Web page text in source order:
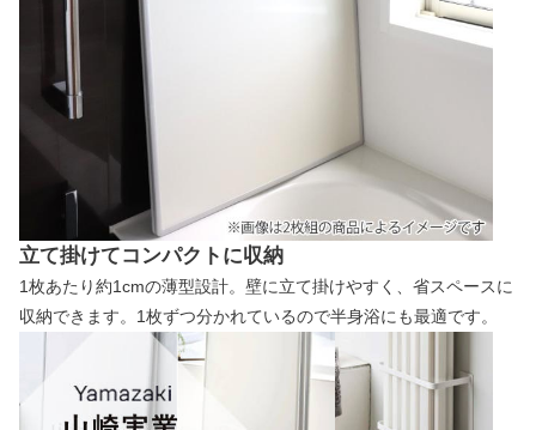
立て掛けてコンパクトに収納
1枚あたり約1cmの薄型設計。壁に立て掛けやすく、省スペースに
収納できます。1枚ずつ分かれているので半身浴にも最適です。